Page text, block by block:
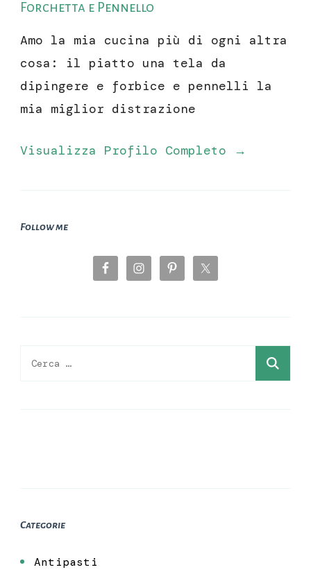
Forchetta e Pennello
Amo la mia cucina più di ogni altra
cosa: il piatto una tela da
dipingere e forbice e pennelli la
mia miglior distrazione
Visualizza Profilo Completo →
Follow me
Ricerca
Categorie
Antipasti